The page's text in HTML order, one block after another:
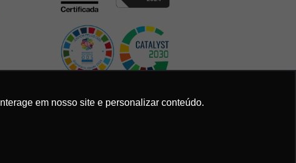
em nosso site e personalizar conteúdo.